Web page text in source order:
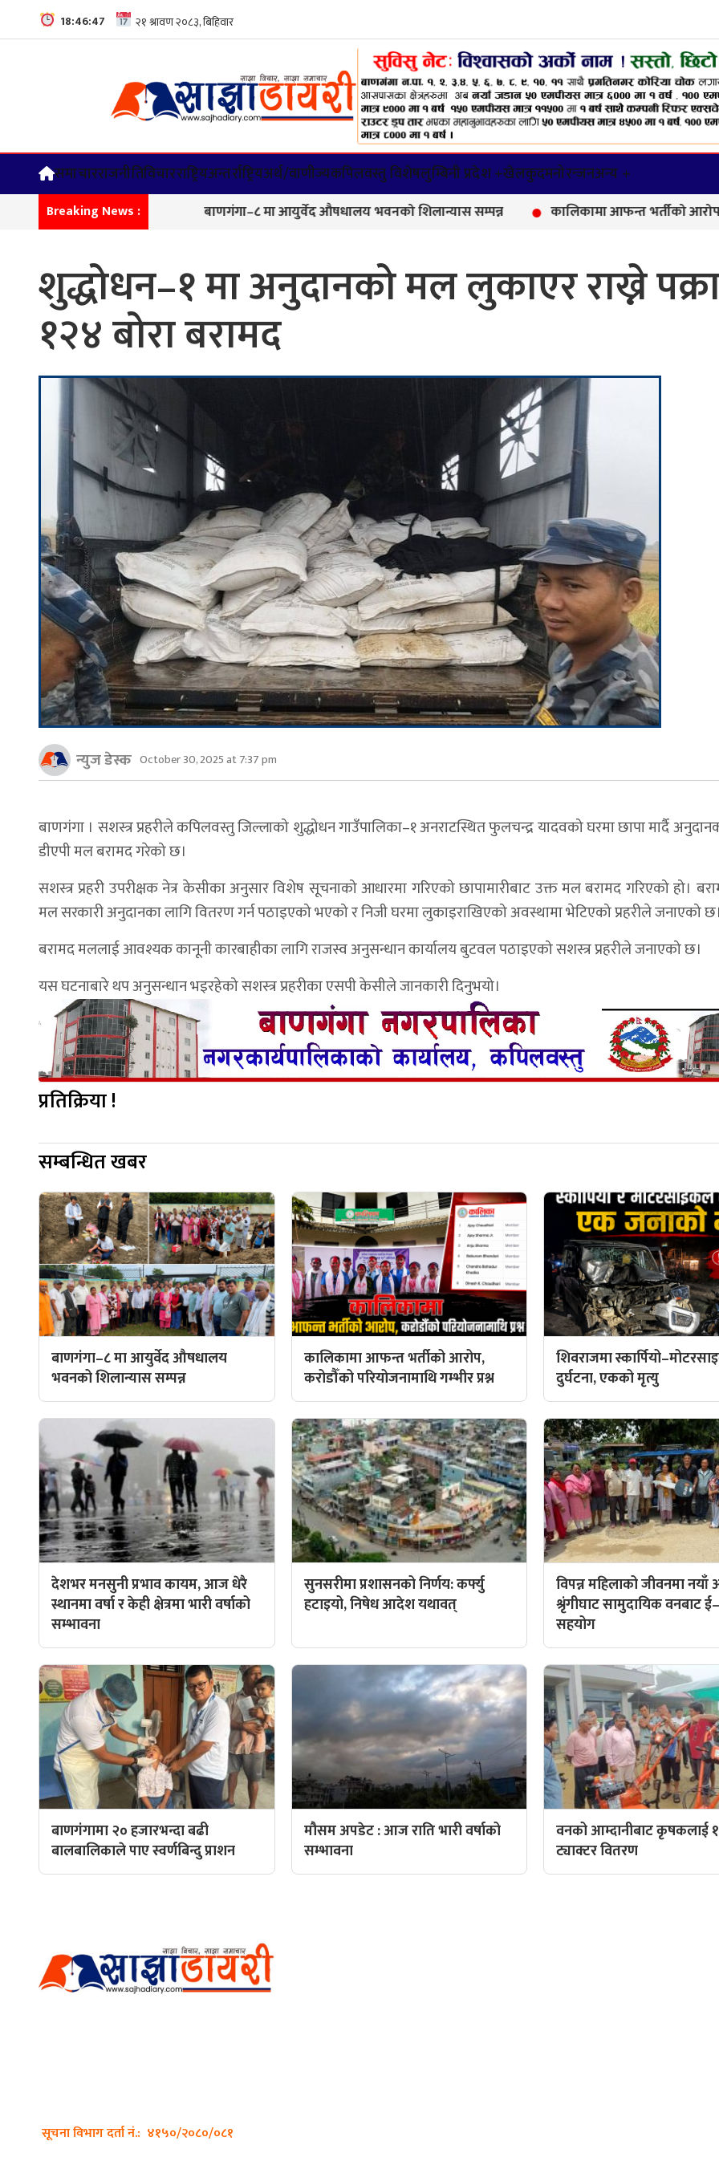
18:46:48
समाचारराजनीतिविचारराष्ट्रियअन्तर्राष्ट्रियअर्थ/वाणीज्यकपिलवस्तु विशेषलुम्बिनी प्रदेश +खेलकुदमनोरन्जनअन्य +
Breaking News : बाणगंगा–८ मा आयुर्वेद औषधालय भवनको शिलान्यास सम्पन्न कालिकामा आफन्त भर्तीको आरोप, करोडौँको
शुद्धोधन–१ मा अनुदानको मल लुकाएर राख्ने
१२४ बोरा बरामद
न्युज डेस्क October 30, 2025 at 7:37 pm
बाणगंगा । सशस्त्र प्रहरीले कपिलवस्तु जिल्लाको शुद्धोधन गाउँपालिका–१ अनराटस्थित फुलचन्द्र यादवको घरमा छापा मार्दै
डीएपी मल बरामद गरेको छ।
सशस्त्र प्रहरी उपरीक्षक नेत्र केसीका अनुसार विशेष सूचनाको आधारमा गरिएको छापामारीबाट उक्त मल बरामद गरिएको हो।
मल सरकारी अनुदानका लागि वितरण गर्न पठाइएको भएको र निजी घरमा लुकाइराखिएको अवस्थामा भेटिएको प्रहरीले जनाएको
बरामद मललाई आवश्यक कानूनी कारबाहीका लागि राजस्व अनुसन्धान कार्यालय बुटवल पठाइएको सशस्त्र प्रहरीले जनाएको छ।
यस घटनाबारे थप अनुसन्धान भइरहेको सशस्त्र प्रहरीका एसपी केसीले जानकारी दिनुभयो।
प्रतिक्रिया !
सम्बन्धित खबर
बाणगंगा–८ मा आयुर्वेद औषधालय
भवनको शिलान्यास सम्पन्न
कालिकामा आफन्त भर्तीको आरोप,
करोडौँको परियोजनामाथि गम्भीर प्रश्न
शिवराजमा
दुर्घटना, एकको मृत्यु
देशभर मनसुनी प्रभाव कायम, आज धेरै
स्थानमा वर्षा र केही क्षेत्रमा भारी वर्षाको
सम्भावना
सुनसरीमा प्रशासनको निर्णय: कर्फ्यु
हटाइयो, निषेध आदेश यथावत्
विपन्न महिलाको जीवनमा
श्रृंगीघाट सामुदायिक वनबाट
सहयोग
बाणगंगामा २० हजारभन्दा बढी
बालबालिकाले पाए स्वर्णबिन्दु प्राशन
मौसम अपडेट : आज राति भारी वर्षाको
सम्भावना
वनको आम्दानीबाट कृषकलाई
ट्याक्टर वितरण
सूचना विभाग दर्ता नं.: ४१५०/२०८०/०८१